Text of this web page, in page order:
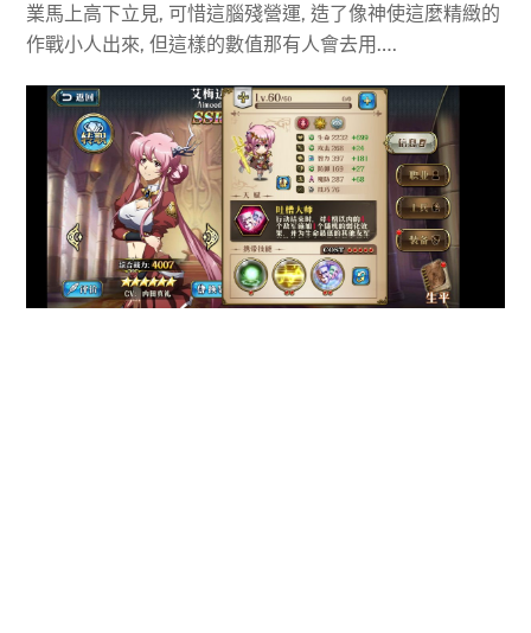
業馬上高下立見, 可惜這腦殘營運, 造了像神使這麼精緻的
作戰小人出來, 但這樣的數值那有人會去用….